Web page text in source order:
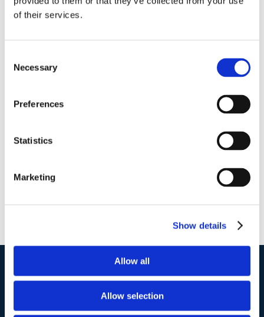
of their services.
Selection
Necessary
Preferences
Statistics
Marketing
Show details
Allow all
Allow selection
la sentenza n. 395/2016
15 Maggio 2016
I nostri contatti.